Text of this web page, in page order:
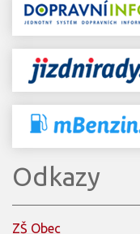
Odkazy
ZŠ Obec